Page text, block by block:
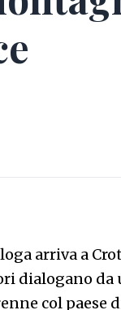
arriva a
dialogano da
col paese